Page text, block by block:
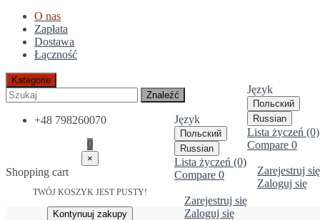
O nas
Zapłata
Dostawa
Łączność
Język
Польский
Russian
Lista życzeń (0)
Compare 0
Zarejestruj się
Zaloguj się
Kategorie
Znaleźć
Język
Польский
Russian
Lista życzeń (0)
Compare 0
Zarejestruj się
Zaloguj się
+48 798260070
0
×
Shopping cart
TWÓJ KOSZYK JEST PUSTY!
Kontynuuj zakupy